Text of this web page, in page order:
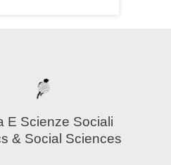
E Scienze Sociali
& Social Sciences